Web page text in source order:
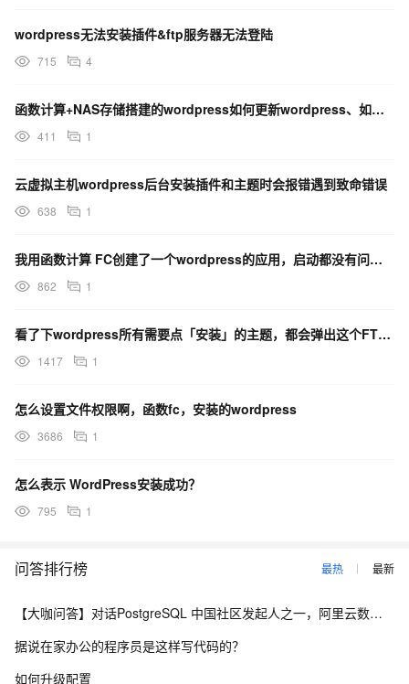
wordpress无法安装插件&ftp服务器无法登陆
715 4
函数计算+NAS存储搭建的wordpress如何更新wordpress、如何安装卸载插件。
411 1
云虚拟主机wordpress后台安装插件和主题时会报错遇到致命错误
638 1
我用函数计算 FC创建了一个wordpress的应用，启动都没有问题，到里面安装主题，提示需要FTP
862 1
看了下wordpress所有需要点「安装」的主题，都会弹出这个FTP连接窗口
1417 1
怎么设置文件权限啊，函数fc，安装的wordpress
3686 1
怎么表示 WordPress安装成功？
795 1
问答排行榜 最热 最新
【大咖问答】对话PostgreSQL 中国社区发起人之一，阿里云数据库高级专家 德哥
据说在家办公的程序员是这样写代码的？
如何升级配置